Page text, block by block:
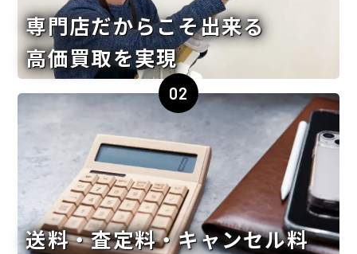
専門店だからこそ出来る
高価買取を実現
02
送料・査定料・キャンセル料